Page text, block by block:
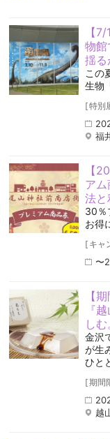
【
物館
揺る
この
生物
[特別
福
【
ア
法と
30％
お得
[ キャ
〜
【
『
しむ
金沢
が生
ひと
[期間
越